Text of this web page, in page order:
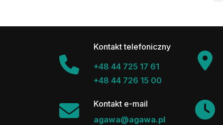
Kontakt telefoniczny
+48 44 725 17 61
+48 44 726 15 00
Kontakt e-mail
agawa@agawa.pl